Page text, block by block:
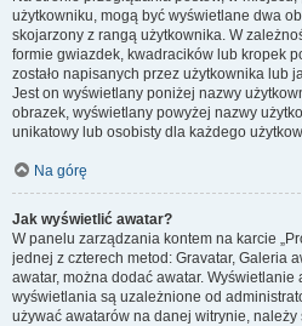
użytkowniku, mogą być wyświetlane dwa
skojarzony z rangą użytkownika. W
formie gwiazdek, kwadracików lub kropek
zostało napisanych przez użytkownika lub
Jest on wyświetlany poniżej nazwy
obrazek, wyświetlany powyżej nazwy
unikatowy lub osobisty dla każdego
Na górę
Jak wyświetlić awatar?
W panelu zarządzania kontem na karcie
jednej z czterech metod: Gravatar, Galeria
awatar, można dodać awatar. Wyświetlanie
wyświetlania są uzależnione od
używać awatarów na danej witrynie, należy